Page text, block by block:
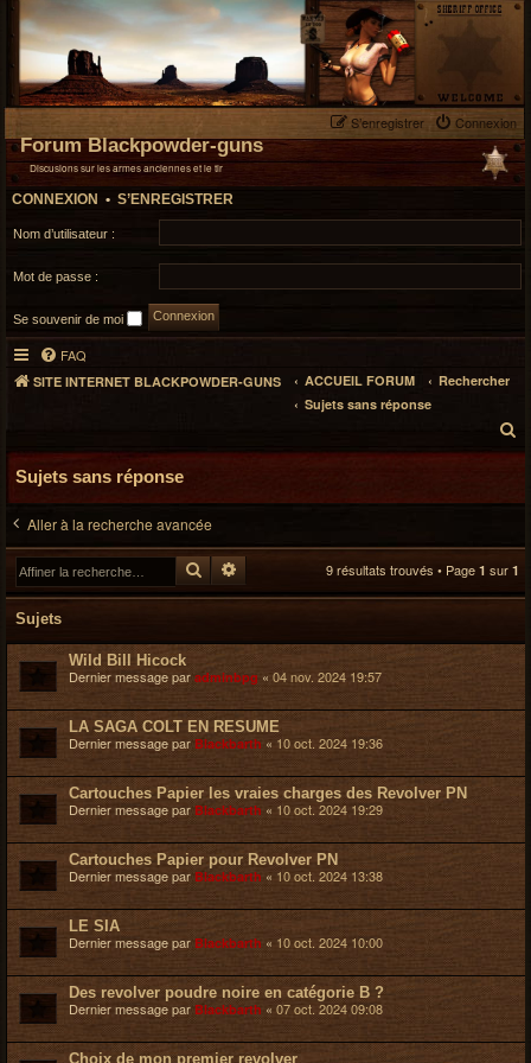
Connexion
S’enregistrer
Forum Blackpowder-guns
Discusions sur les armes anciennes et le tir
CONNEXION • S’ENREGISTRER
Nom d’utilisateur :
Mot de passe :
Se souvenir de moi
FAQ
SITE INTERNET BLACKPOWDER-GUNS ACCUEIL FORUM
Rechercher
Sujets sans réponse
e
h
r
h
r
Sujets sans réponse
Aller à la recherche avancée
RechercherRecherche avancée9 résultats trouvés • Page 1 sur 1
Sujets
Wild Bill Hicock
Dernier message par adminbpg « 04 nov. 2024 19:57
LA SAGA COLT EN RESUME
Dernier message par Blackbarth « 10 oct. 2024 19:36
Cartouches Papier les vraies charges des Revolver PN
Dernier message par Blackbarth « 10 oct. 2024 19:29
Cartouches Papier pour Revolver PN
Dernier message par Blackbarth « 10 oct. 2024 13:38
LE SIA
Dernier message par Blackbarth « 10 oct. 2024 10:00
Des revolver poudre noire en catégorie B ?
Dernier message par Blackbarth « 07 oct. 2024 09:08
Choix de mon premier revolver